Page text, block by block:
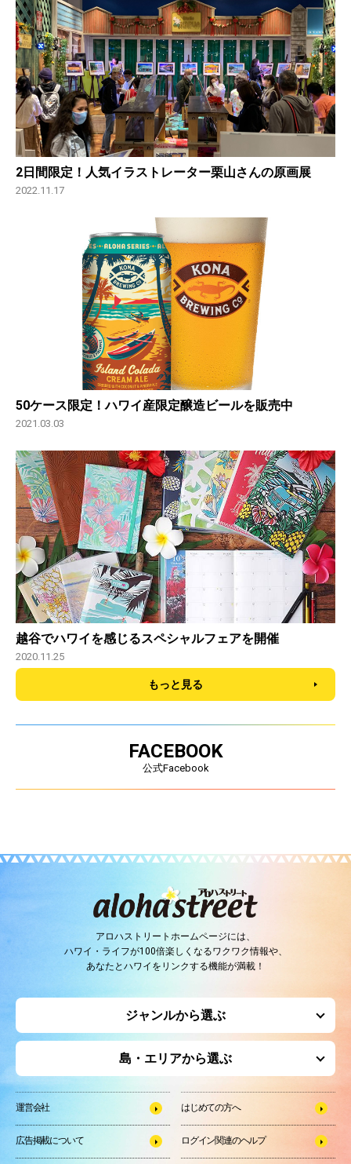
2日間限定！人気イラストレーター栗山さんの原画展
2022.11.17
50ケース限定！ハワイ産限定醸造ビールを販売中
2021.03.03
越谷でハワイを感じるスペシャルフェアを開催
2020.11.25
もっと見る
FACEBOOK
公式Facebook
アロハストリートホームページには、
ハワイ・ライフが100倍楽しくなるワクワク情報や、
あなたとハワイをリンクする機能が満載！
ジャンルから選ぶ
島・エリアから選ぶ
運営会社 はじめての方へ
広告掲載について ログイン関連のヘルプ